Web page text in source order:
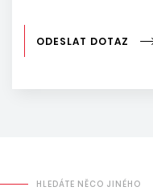
ODESLAT DOTAZ
HLEDÁTE NĚCO JINÉHO